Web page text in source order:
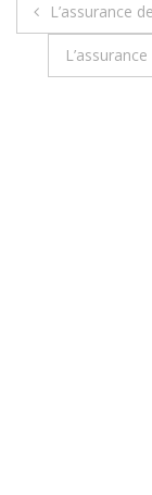
N
L’assurance